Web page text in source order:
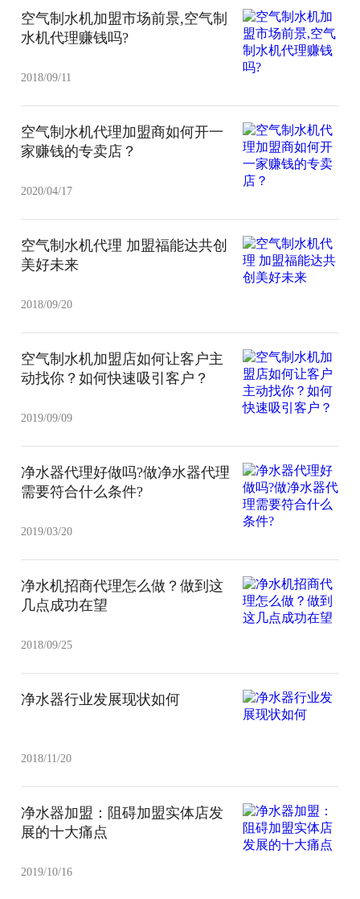
空气制水机加盟市场前景,空气制
水机代理赚钱吗?
2018/09/11
空气制水机代理加盟商如何开一
家赚钱的专卖店？
2020/04/17
空气制水机代理 加盟福能达共创
美好未来
2018/09/20
空气制水机加盟店如何让客户主
动找你？如何快速吸引客户？
2019/09/09
净水器代理好做吗?做净水器代理
需要符合什么条件?
2019/03/20
净水机招商代理怎么做？做到这
几点成功在望
2018/09/25
净水器行业发展现状如何
2018/11/20
净水器加盟：阻碍加盟实体店发
展的十大痛点
2019/10/16